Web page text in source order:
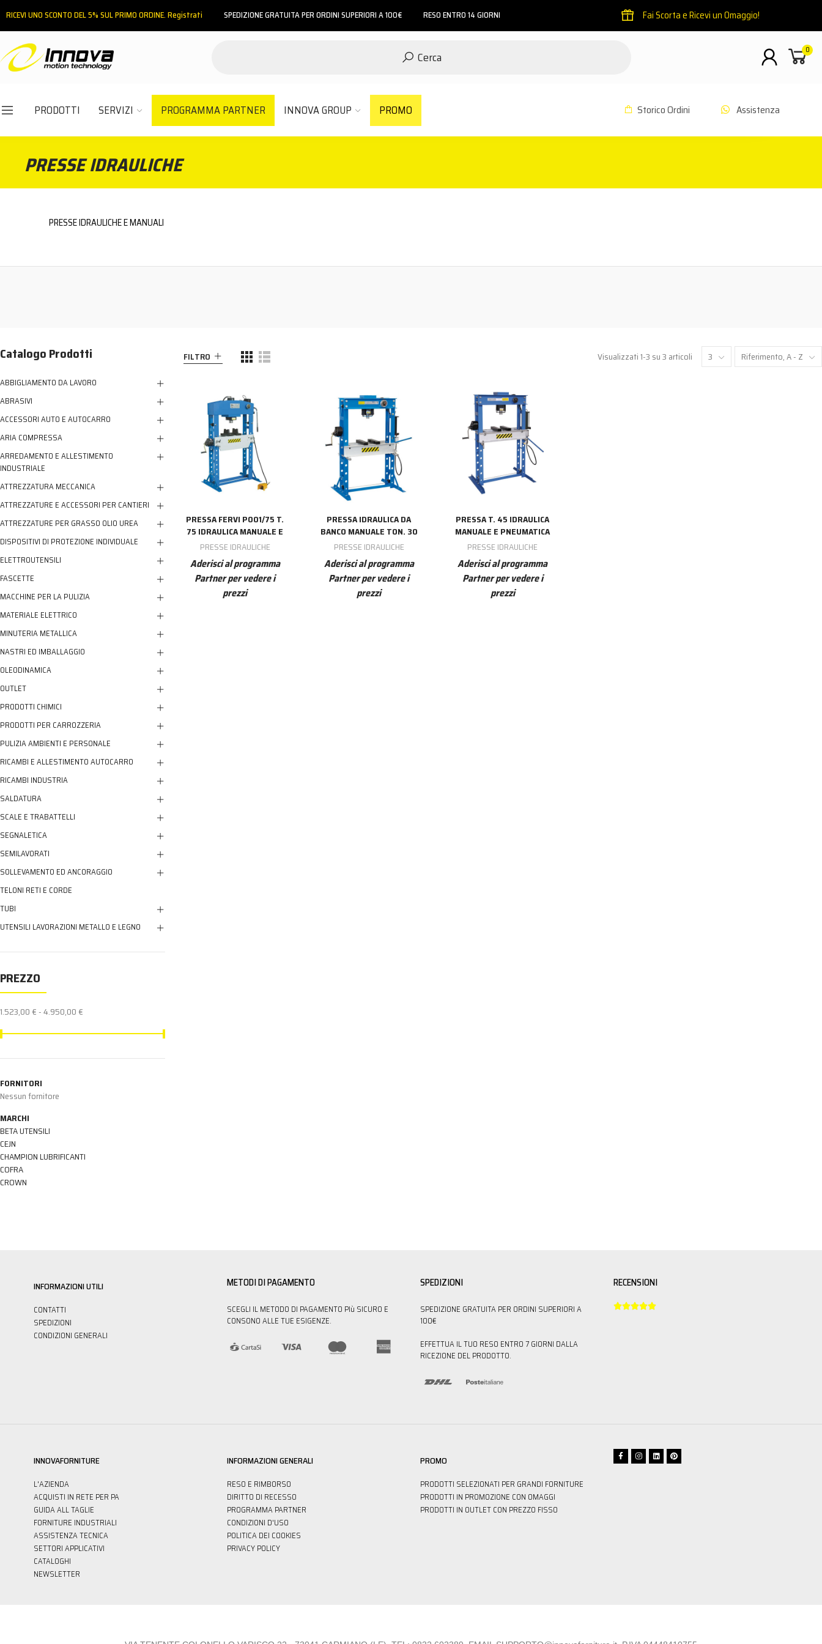
RICEVI UNO SCONTO DEL 5% SUL PRIMO ORDINE. Registrati SPEDIZIONE GRATUITA PER ORDINI SUPERIORI A 100€ RESO ENTRO 14 GIORNI Fai Scorta e Ricevi un Omaggio!
Cerca 0
PRODOTTI SERVIZI PROGRAMMA PARTNER INNOVA GROUP PROMO Storico Ordini Assistenza
INDIETRO HOME ATTREZZATURA MECCANICA
PRESSE IDRAULICHE
PRESSE IDRAULICHE E MANUALI
FILTRO Visualizzati 1-3 su 3 articoli 3 Riferimento, A - Z
PRESSA FERVI P001/75 T.
75 IDRAULICA MANUALE E
PRESSE IDRAULICHE
Aderisci al programma
Partner per vedere i
prezzi
PRESSA IDRAULICA DA
BANCO MANUALE TON. 30
PRESSE IDRAULICHE
Aderisci al programma
Partner per vedere i
prezzi
PRESSA T. 45 IDRAULICA
MANUALE E PNEUMATICA
PRESSE IDRAULICHE
Aderisci al programma
Partner per vedere i
prezzi
Catalogo Prodotti
ABBIGLIAMENTO DA LAVORO
ABRASIVI
ACCESSORI AUTO E AUTOCARRO
ARIA COMPRESSA
ARREDAMENTO E ALLESTIMENTO
INDUSTRIALE
ATTREZZATURA MECCANICA
ATTREZZATURE E ACCESSORI PER CANTIERI
ATTREZZATURE PER GRASSO OLIO UREA
DISPOSITIVI DI PROTEZIONE INDIVIDUALE
ELETTROUTENSILI
FASCETTE
MACCHINE PER LA PULIZIA
MATERIALE ELETTRICO
MINUTERIA METALLICA
NASTRI ED IMBALLAGGIO
OLEODINAMICA
OUTLET
PRODOTTI CHIMICI
PRODOTTI PER CARROZZERIA
PULIZIA AMBIENTI E PERSONALE
RICAMBI E ALLESTIMENTO AUTOCARRO
RICAMBI INDUSTRIA
SALDATURA
SCALE E TRABATTELLI
SEGNALETICA
SEMILAVORATI
SOLLEVAMENTO ED ANCORAGGIO
TELONI RETI E CORDE
TUBI
UTENSILI LAVORAZIONI METALLO E LEGNO
PREZZO
1.523,00 € - 4.950,00 €
FORNITORI
Nessun fornitore
MARCHI
BETA UTENSILI
CEJN
CHAMPION LUBRIFICANTI
COFRA
CROWN
INFORMAZIONI UTILI
CONTATTI
SPEDIZIONI
CONDIZIONI GENERALI
METODI DI PAGAMENTO
SCEGLI IL METODO DI PAGAMENTO PIù SICURO E
CONSONO ALLE TUE ESIGENZE.
SPEDIZIONI
SPEDIZIONE GRATUITA PER ORDINI SUPERIORI A
100€
EFFETTUA IL TUO RESO ENTRO 7 GIORNI DALLA
RICEZIONE DEL PRODOTTO.
RECENSIONI

INNOVAFORNITURE
L'AZIENDA
ACQUISTI IN RETE PER PA
GUIDA ALL TAGLIE
FORNITURE INDUSTRIALI
ASSISTENZA TECNICA
SETTORI APPLICATIVI
CATALOGHI
NEWSLETTER
INFORMAZIONI GENERALI
RESO E RIMBORSO
DIRITTO DI RECESSO
PROGRAMMA PARTNER
CONDIZIONI D'USO
POLITICA DEI COOKIES
PRIVACY POLICY
PROMO
PRODOTTI SELEZIONATI PER GRANDI FORNITURE
PRODOTTI IN PROMOZIONE CON OMAGGI
PRODOTTI IN OUTLET CON PREZZO FISSO